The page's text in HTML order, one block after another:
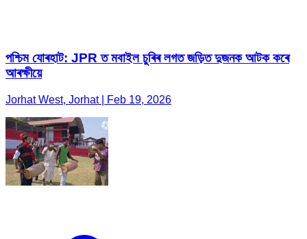
পশ্চিম যোৰহাট: JPR ত মবাইল চুৰিৰ লগত জড়িত দুজনক আটক কৰে
আৰক্ষীয়ে
Jorhat West, Jorhat | Feb 19, 2026